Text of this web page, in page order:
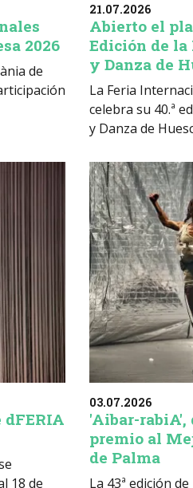
2026
de
21.07.2026
Abierto el
Edición de
y Danza de
La Feria
celebra su 40.ª
y Danza de
18 de
03.07.2026
'Aibar-rabiA',
premio al
de Palma
La 43ª edición